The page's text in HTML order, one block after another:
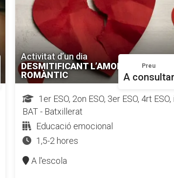
Activitat d’un dia
DESMITIFICANT L’AMOR
ROMÀNTIC
Preu
A consultar
1er ESO, 2on ESO, 3er ESO, 4rt ESO, i
BAT - Batxillerat
Educació emocional
1,5-2 hores
A l'escola